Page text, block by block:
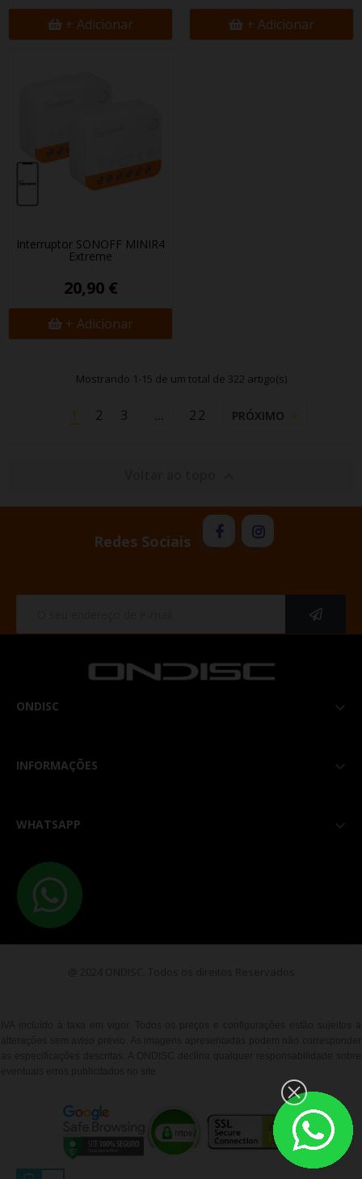
+ Adicionar + Adicionar
Interruptor SONOFF MINIR4
Extreme
20,90 €
+ Adicionar
Mostrando 1-15 de um total de 322 artigo(s)
1 2 3 … 22 PRÓXIMO
Redes Sociais
ONDISC 
INFORMAÇÕES 
WHATSAPP 